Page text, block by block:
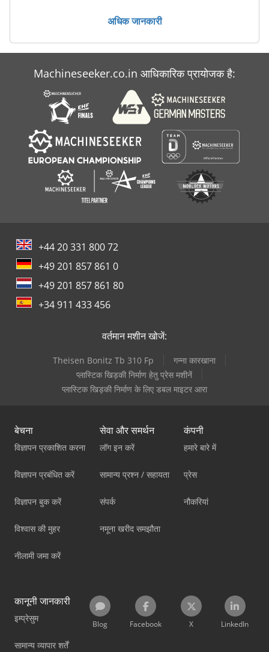
अधिक जानकारी
Machineseeker.co.in आधिकारिक प्रायोजक है:
+44 20 331 800 72
+49 201 857 861 0
+49 201 857 861 80
+34 911 433 456
वर्तमान मशीन खोजें:
Theisen Bonitz Tb 310 Fp
गन्ना कारखाना
प्लास्टिक खिड़की निर्माण हेतु प्रेस मशीनें
प्लास्टिक खिड़की निर्माण के लिए डबल माइटर आरा
बेचना
विज्ञापन प्रकाशित करना
विज्ञापन प्रबंधित करें
विज्ञापन बुक करें
विश्वास की मुहर
नीलामी जमा करें
सेवा और समर्थन
लॉग इन करें
सामान्य प्रश्न / सहायता
संपर्क
नमूना खरीद समझौता
कंपनी
हमारे बारे में
प्रेस
नौकरियां
कानूनी जानकारी
इम्प्रेसुम
सामान्य व्यापार शर्तें
Blog Facebook X LinkedIn